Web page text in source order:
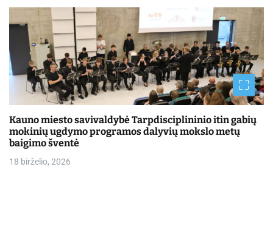
Kauno miesto savivaldybė Tarpdisciplininio itin gabių
mokinių ugdymo programos dalyvių mokslo metų
baigimo šventė
18 birželio, 2026